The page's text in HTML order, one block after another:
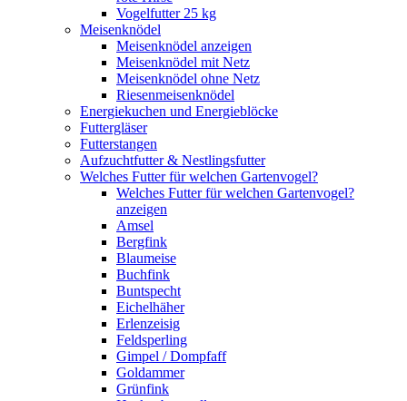
Vogelfutter 25 kg
Meisenknödel
Meisenknödel anzeigen
Meisenknödel mit Netz
Meisenknödel ohne Netz
Riesenmeisenknödel
Energiekuchen und Energieblöcke
Futtergläser
Futterstangen
Aufzuchtfutter & Nestlingsfutter
Welches Futter für welchen Gartenvogel?
Welches Futter für welchen Gartenvogel?
anzeigen
Amsel
Bergfink
Blaumeise
Buchfink
Buntspecht
Eichelhäher
Erlenzeisig
Feldsperling
Gimpel / Dompfaff
Goldammer
Grünfink